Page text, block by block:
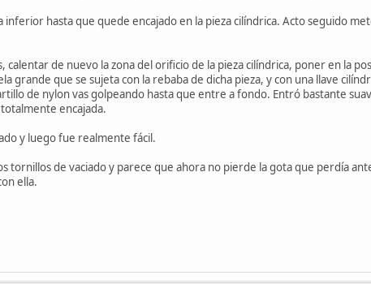
hasta que quede encajado en la pieza cilíndrica. Acto seguido
calentar de nuevo la zona del orificio de la pieza cilíndrica, poner en la
grande que se sujeta con la rebaba de dicha pieza, y con una llave
de nylon vas golpeando hasta que entre a fondo. Entró bastante
encajada.
y luego fue realmente fácil.
tornillos de vaciado y parece que ahora no pierde la gota que perdía
ella.